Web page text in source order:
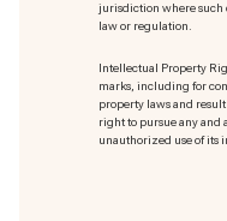
jurisdiction where such
law or regulation.
Intellectual Property
marks, including for
property laws and
right to pursue any and
unauthorized use of its